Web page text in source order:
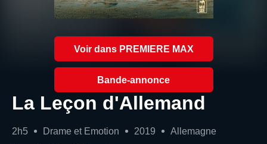
Voir dans PREMIERE MAX
Bande-annonce
La Leçon d'Allemand
2h5 Drame et Emotion 2019
Allemagne